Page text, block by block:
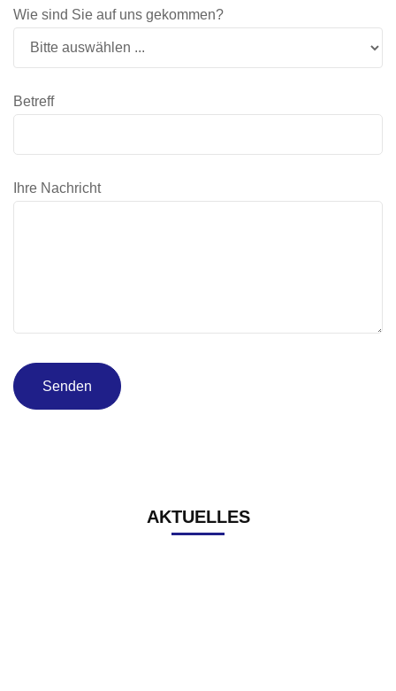
Wie sind Sie auf uns gekommen?
Betreff
Ihre Nachricht
AKTUELLES